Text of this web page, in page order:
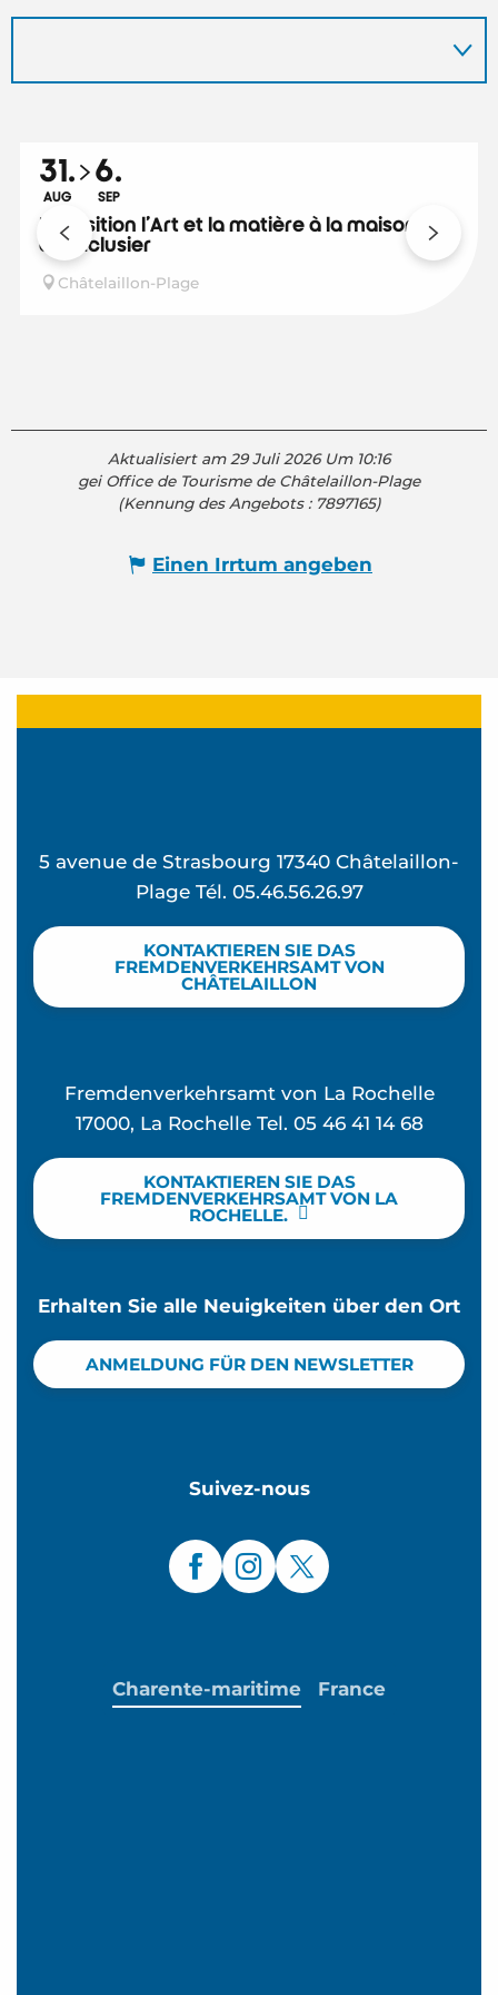
31.
AUG
6.
SEP
Exposition l'Art et la matière à la maison
de l'Eclusier
Châtelaillon-Plage
Aktualisiert am 29 Juli 2026 Um 10:16
gei Office de Tourisme de Châtelaillon-Plage
(Kennung des Angebots : 7897165)
Einen Irrtum angeben
5 avenue de Strasbourg 17340 Châtelaillon-
Plage Tél. 05.46.56.26.97
KONTAKTIEREN SIE DAS
FREMDENVERKEHRSAMT VON
CHÂTELAILLON
Fremdenverkehrsamt von La Rochelle
17000, La Rochelle Tel. 05 46 41 14 68
KONTAKTIEREN SIE DAS
FREMDENVERKEHRSAMT VON LA
ROCHELLE.
Erhalten Sie alle Neuigkeiten über den Ort
ANMELDUNG FÜR DEN NEWSLETTER
Suivez-nous
Charente-maritime France